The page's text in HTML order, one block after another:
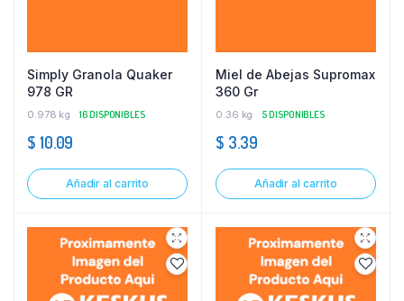
Simply Granola Quaker
978 GR
0.978 kg 16 DISPONIBLES
$ 10.09
Añadir al carrito
Miel de Abejas Supromax
360 Gr
0.36 kg 5 DISPONIBLES
$ 3.39
Añadir al carrito